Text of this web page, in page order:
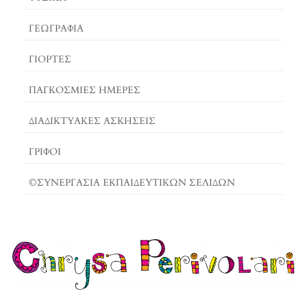
ΓΕΩΓΡΑΦΊΑ
ΓΙΟΡΤΈΣ
ΠΑΓΚΟΣΜΙΕΣ ΗΜΕΡΕΣ
ΔΙΑΔΙΚΤΥΑΚΈΣ ΑΣΚΉΣΕΙΣ
ΓΡΙΦΟΙ
©ΣΥΝΕΡΓΑΣΙΑ ΕΚΠΑΙΔΕΥΤΙΚΩΝ ΣΕΛΙΔΩΝ